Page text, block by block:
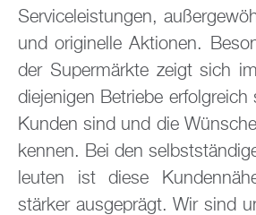
Ser­vice­leis­tun­gen,
und ori­gi­nel­le Ak­tio­nen.
der Su­per­märk­te zeigt sich
die­je­ni­gen Be­trie­be
Kun­den sind und die
ken­nen. Bei den
leu­ten ist diese
stär­ker aus­ge­prägt. Wir sind